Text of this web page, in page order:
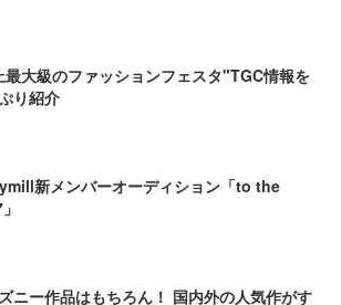
大級のファッションフェスタ"TGC情報を
り紹介
新メンバーオーディション「to the
ニー作品はもちろん！ 国内外の人気作がす